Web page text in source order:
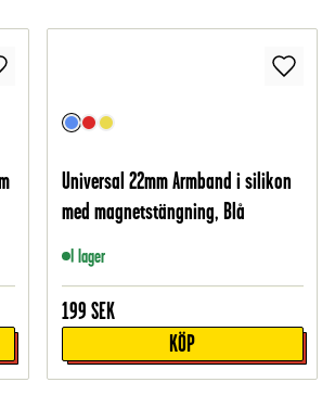
Universal 22mm Armband i silikon
med magnetstängning, Blå
I lager
199 SEK
KÖP